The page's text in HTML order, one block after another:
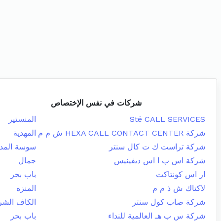
شركات في نفس الإختصاص
Sté CALL SERVICES
المنستير
شركة HEXA CALL CONTACT CENTER ش م م
المهدية
شركة تراست ك ت كال سنتر
سوسة
شركة اس ب ا اس ديفينيس
جمال
ار اس كونتاكت
باب بحر
لاكتاك ش ذ م م
المنزه
شركة صاب كول سنتر
الكاف
شركة س ب هـ العالمية للنداء
باب بحر